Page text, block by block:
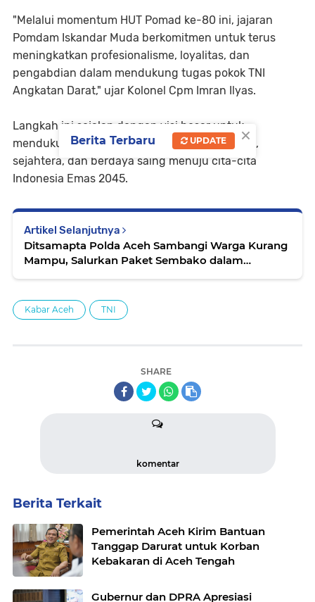
​"Melalui momentum HUT Pomad ke-80 ini, jajaran
Pomdam Iskandar Muda berkomitmen untuk terus
meningkatkan profesionalisme, loyalitas, dan
pengabdian dalam mendukung tugas pokok TNI
Angkatan Darat," ujar Kolonel Cpm Imran Ilyas.
​Langkah ini sejalan dengan visi besar untuk
mendukung perwujudan Indonesia yang maju,
sejahtera, dan berdaya saing menuju cita-cita
Indonesia Emas 2045.
Artikel Selanjutnya
Ditsamapta Polda Aceh Sambangi Warga Kurang
Mampu, Salurkan Paket Sembako dalam
Kabar Aceh TNI
SHARE
komentar
Berita Terkait
‎Pemerintah Aceh Kirim Bantuan
Tanggap Darurat untuk Korban
Kebakaran di Aceh Tengah
Gubernur dan DPRA Apresiasi
×
Berita Terbaru UPDATE